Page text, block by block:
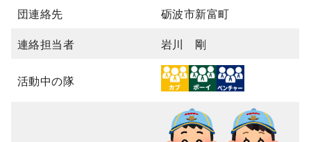
団連絡先
砺波市新富町
連絡担当者
岩川 剛
活動中の隊